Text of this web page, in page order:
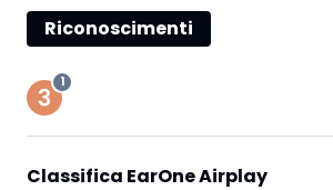
Riconoscimenti
1
Classifica EarOne Airplay